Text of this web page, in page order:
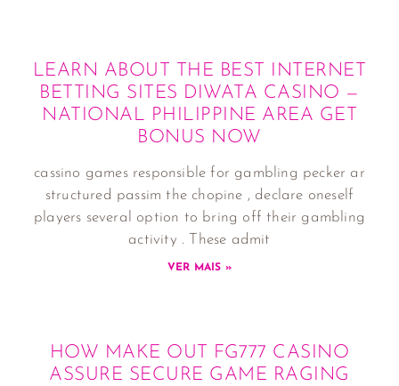
LEARN ABOUT THE BEST INTERNET
BETTING SITES DIWATA CASINO —
NATIONAL PHILIPPINE AREA GET
BONUS NOW
cassino games responsible for gambling pecker ar
structured passim the chopine , declare oneself
players several option to bring off their gambling
activity . These admit
VER MAIS »
HOW MAKE OUT FG777 CASINO
ASSURE SECURE GAME RAGING